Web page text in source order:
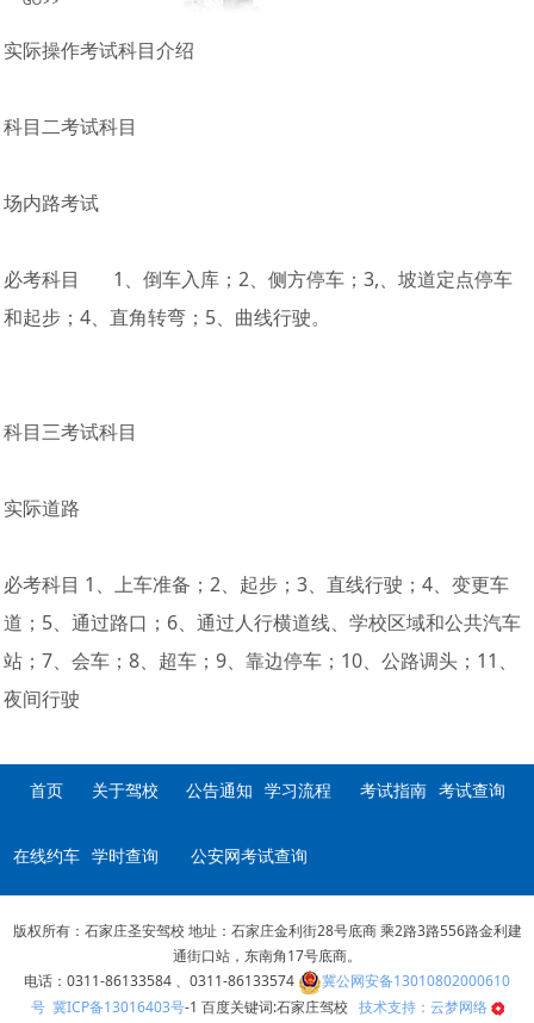
实际操作考试科目介绍
科目二考试科目
场内路考试
必考科目 1、倒车入库；2、侧方停车；3,、坡道定点停车
和起步；4、直角转弯；5、曲线行驶。
科目三考试科目
实际道路
必考科目 1、上车准备；2、起步；3、直线行驶；4、变更车
道；5、通过路口；6、通过人行横道线、学校区域和公共汽车
站；7、会车；8、超车；9、靠边停车；10、公路调头；11、
夜间行驶
首页 关于驾校 公告通知 学习流程 考试指南 考试查询
在线约车 学时查询 公安网考试查询
版权所有：石家庄圣安驾校 地址：石家庄金利街28号底商 乘2路3路556路金利建
通街口站，东南角17号底商。
电话：0311-86133584 、0311-86133574
冀公网安备13010802000610
号 冀ICP备13016403号-1 百度关键词:石家庄驾校 技术支持：云梦网络